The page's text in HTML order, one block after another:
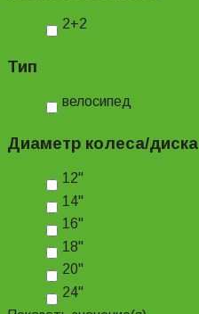
2+2
Тип
велосипед
Диаметр колеса/диска
12"
14"
16"
18"
20"
24"